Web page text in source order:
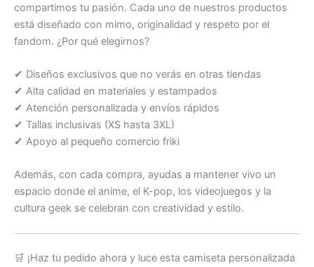
compartimos tu pasión. Cada uno de nuestros productos
está diseñado con mimo, originalidad y respeto por el
fandom. ¿Por qué elegirnos?
✔ Diseños exclusivos que no verás en otras tiendas
✔ Alta calidad en materiales y estampados
✔ Atención personalizada y envíos rápidos
✔ Tallas inclusivas (XS hasta 3XL)
✔ Apoyo al pequeño comercio friki
Además, con cada compra, ayudas a mantener vivo un
espacio donde el anime, el K-pop, los videojuegos y la
cultura geek se celebran con creatividad y estilo.
🛒 ¡Haz tu pedido ahora y luce esta camiseta personalizada